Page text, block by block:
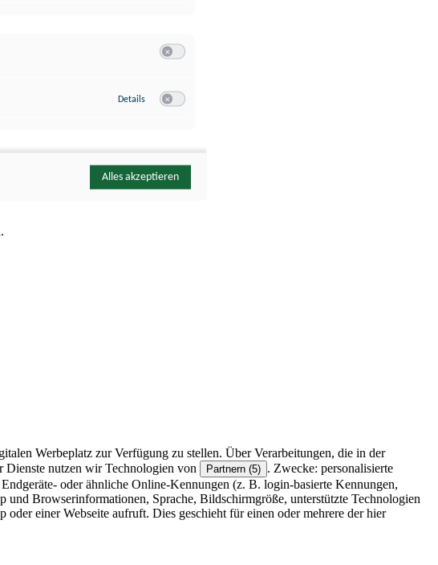
Werbeplatz zur Verfügung zu stellen. Über Verarbeitungen, die in der
Dienste nutzen wir Technologien von Partnern (5) . Zwecke: personalisierte
oder ähnliche Online-Kennungen (z. B. login-basierte Kennungen,
Browserinformationen, Sprache, Bildschirmgröße, unterstützte Technologien
einer Webseite aufruft. Dies geschieht für einen oder mehrere der hier
Details zu YouTube
Alles akzeptieren